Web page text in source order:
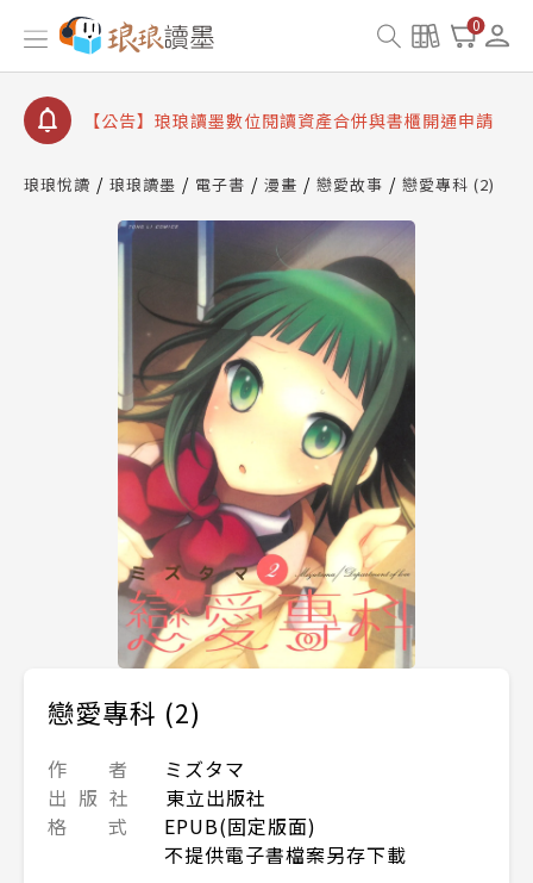
0
【公告】因 Readmoo 讀墨系統維護中，本站同步暫
停部分閱讀服務
【公告】琅琅讀墨書櫃開通常見問題
請圖文教學
查詢
【公告】因 Readmoo 讀墨系統維護中，本站同步暫
琅琅悅讀 琅琅讀墨 電子書 漫畫 戀愛故事 戀愛專科 (2)
戀愛專科 (2)
作 者
ミズタマ
出 版 社
東立出版社
格 式
EPUB(固定版面)
不提供電子書檔案另存下載